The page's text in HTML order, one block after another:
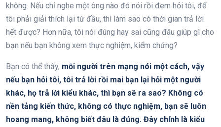
không. Nếu chỉ nghe một ông nào đó nói rồi đem hỏi tôi, để
tôi phải giải thích lại từ đầu, thì làm sao có thời gian trả lời
hết được? Hơn nữa, tôi nói đúng hay sai cũng đâu giúp gì cho
bạn nếu bạn không xem thực nghiệm, kiểm chứng?
Bạn có thể thấy, mỗi người trên mạng nói một cách, vậy
nếu bạn hỏi tôi, tôi trả lời rồi mai bạn lại hỏi một người
khác, họ trả lời kiểu khác, thì bạn sẽ ra sao? Không có
nền tảng kiến thức, không có thực nghiệm, bạn sẽ luôn
hoang mang, không biết đâu là đúng. Đây chính là kiểu